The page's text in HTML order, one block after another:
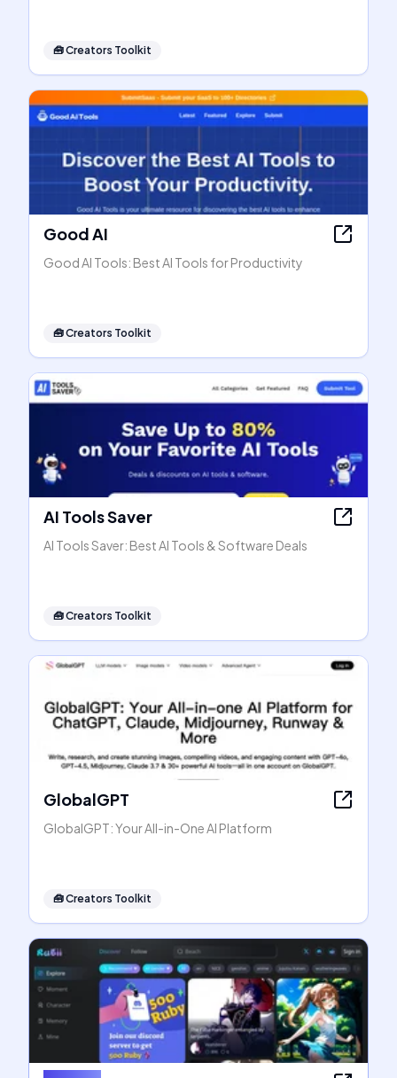
🧰Creators Toolkit
Good AI
Good AI Tools: Best AI Tools for Productivity
🧰Creators Toolkit
AI Tools Saver
AI Tools Saver: Best AI Tools & Software Deals
🧰Creators Toolkit
GlobalGPT
GlobalGPT: Your All-in-One AI Platform
🧰Creators Toolkit